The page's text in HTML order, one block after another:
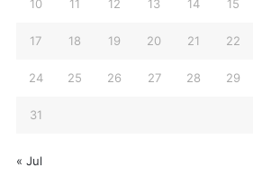
10 11 12 13 14 15
17 18 19 20 21 22
24 25 26 27 28 29
31
« Jul